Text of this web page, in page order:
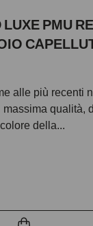
PMU
alle più recenti
qualità,
della...